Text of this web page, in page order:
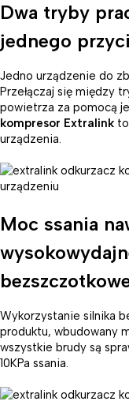
Dwa tryby
jednego
Jedno urządzenie do
Przełączaj się między
powietrza za pomocą
kompresor Extralink
urządzenia.
Moc ssania
Wykorzystanie silnika
produktu, wbudowany
wszystkie brudy są
10KPa ssania.